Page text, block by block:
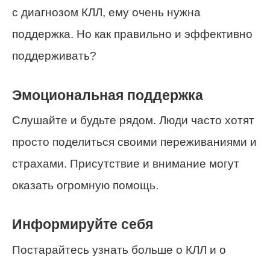
с диагнозом КЛЛ, ему очень нужна
поддержка. Но как правильно и эффективно
поддерживать?
Эмоциональная поддержка
Слушайте и будьте рядом. Люди часто хотят
просто поделиться своими переживаниями и
страхами. Присутствие и внимание могут
оказать огромную помощь.
Информируйте себя
Постарайтесь узнать больше о КЛЛ и о